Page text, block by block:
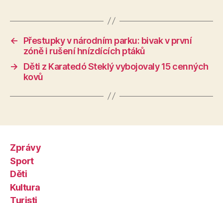
←
Přestupky v národním parku: bivak v první
zóně i rušení hnízdících ptáků
→
Děti z Karatedó Steklý vybojovaly 15 cenných
kovů
Zprávy
Sport
Děti
Kultura
Turisti